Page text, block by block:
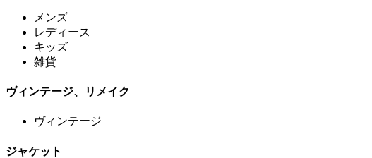
メンズ
レディース
キッズ
雑貨
ヴィンテージ、リメイク
ヴィンテージ
ジャケット